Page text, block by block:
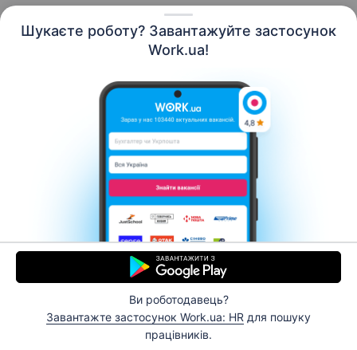
Шукаєте роботу? Завантажуйте застосунок
Work.ua!
Ви роботодавець?
Завантажте застосунок Work.ua: HR для пошуку
працівників.
Контакти Про нас
Кар’єра
Допомога Умови використання
© 2006–2026 Work.ua. Сервіс пошуку роботи №1 в